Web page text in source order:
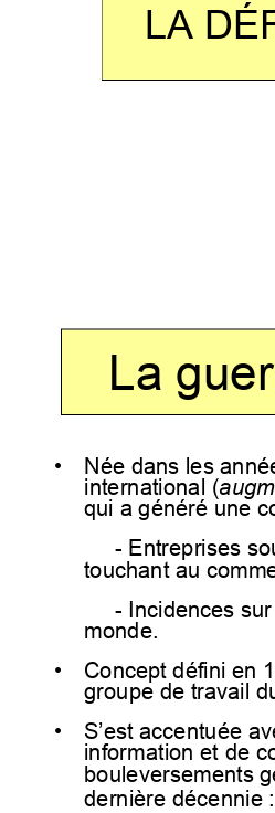
LA
La
•
Née dans les
international (
qui a généré une
- Entreprises
touchant au
- Incidences
monde.
•
Concept défini en
groupe de travail
•
S’est accentuée
information et de
bouleversements
dernière décennie